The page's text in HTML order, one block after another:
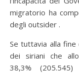
migratorio ha
degli outsider .
Se tuttavia alla
dei siriani che
38,3%